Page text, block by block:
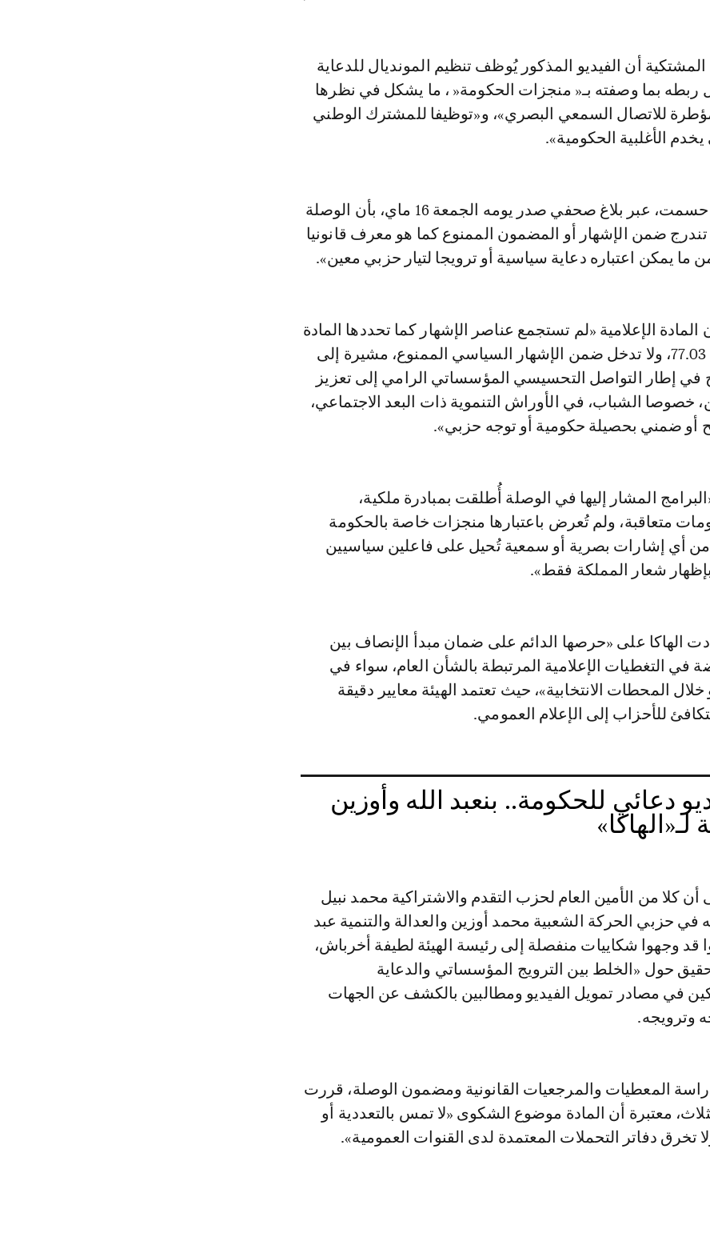
ربطه بما وصفته بـ« منجزات الحكومة« ، ما يشكل في نظرها
للاتصال السمعي البصري»، و«توظيفا للمشترك الوطني
الأغلبية الحكومية».
غير أن هيئة الهاكا حسمت، عبر بلاغ صحفي صدر يومه الجمعة 16 ماي، بأن الوصلة
ضمن الإشهار أو المضمون الممنوع كما هو معرف قانونيا
ما يمكن اعتباره دعاية سياسية أو ترويجا لتيار حزبي معين».
الإعلامية «لم تستجمع عناصر الإشهار كما تحددها المادة
2 من القانون رقم 77.03، ولا تدخل ضمن الإشهار السياسي الممنوع، مشيرة إلى
في إطار التواصل التحسيسي المؤسساتي الرامي إلى تعزيز
خصوصا الشباب، في الأوراش التنموية ذات البعد الاجتماعي،
ضمني بحصيلة حكومية أو توجه حزبي».
المشار إليها في الوصلة أُطلقت بمبادرة ملكية،
متعاقبة، ولم تُعرض باعتبارها منجزات خاصة بالحكومة
من أي إشارات بصرية أو سمعية تُحيل على فاعلين سياسيين
شعار المملكة فقط».
الهاكا على «حرصها الدائم على ضمان مبدأ الإنصاف بين
في التغطيات الإعلامية المرتبطة بالشأن العام، سواء في
خلال المحطات الانتخابية»، حيث تعتمد الهيئة معايير دقيقة
للأحزاب إلى الإعلام العمومي.
دعائي للحكومة.. بنعبد الله وأوزين
لـ«الهاكا»
أن كلا من الأمين العام لحزب التقدم والاشتراكية محمد نبيل
في حزبي الحركة الشعبية محمد أوزين والعدالة والتنمية عبد
قد وجهوا شكاييات منفصلة إلى رئيسة الهيئة لطيفة أخرباش،
حول «الخلط بين الترويج المؤسساتي والدعاية
في مصادر تمويل الفيديو ومطالبين بالكشف عن الجهات
وترويجه.
دراسة المعطيات والمرجعيات القانونية ومضمون الوصلة، قررت
معتبرة أن المادة موضوع الشكوى «لا تمس بالتعددية أو
تخرق دفاتر التحملات المعتمدة لدى القنوات العمومية».